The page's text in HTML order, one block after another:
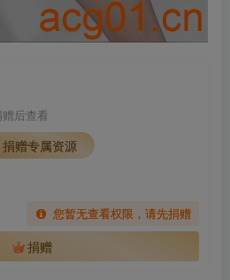
后查看
捐赠专属资源
您暂无查看权限，请先捐赠
捐赠